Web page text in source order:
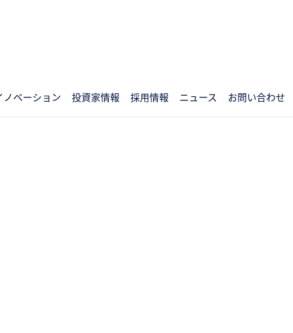
ノベーション 投資家情報 採用情報 ニュース お問い合わせ